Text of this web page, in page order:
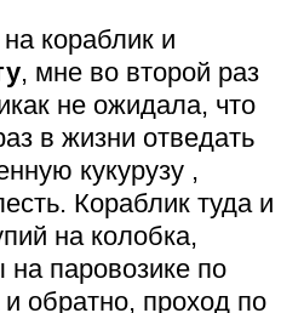
кораблик и
, мне во второй раз
не ожидала, что
в жизни отведать
кукурузу ,
Кораблик туда и
на колобка,
на паровозике по
обратно, проход по